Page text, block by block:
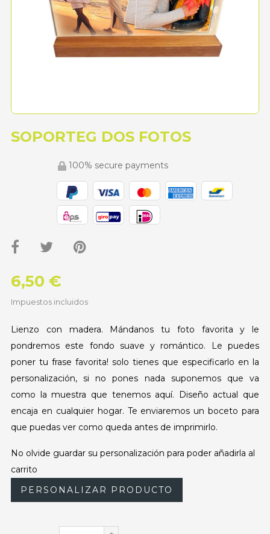
SOPORTEG DOS FOTOS
100% secure payments
6,50 €
Impuestos incluidos
Lienzo con madera. Mándanos tu foto favorita y le
pondremos este fondo suave y romántico. Le puedes
poner tu frase favorita! solo tienes que especificarlo en la
personalización, si no pones nada suponemos que va
como la muestra que tenemos aquí. Diseño actual que
encaja en cualquier hogar. Te enviaremos un boceto para
que puedas ver como queda antes de imprimirlo.
No olvide guardar su personalización para poder añadirla al
carrito
PERSONALIZAR PRODUCTO